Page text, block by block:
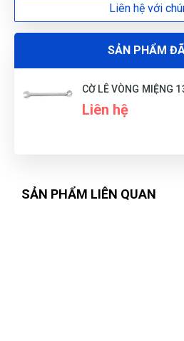
Liên hệ với
SẢN PHẨM
CỜ LÊ VÒNG MIỆNG
Liên hệ
SẢN PHẨM LIÊN QUAN